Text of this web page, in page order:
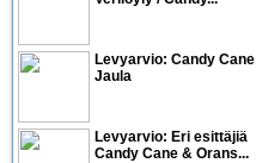
Levyarvio: Candy Cane
Jaula
Levyarvio: Eri esittäjiä
Candy Cane & Orans...